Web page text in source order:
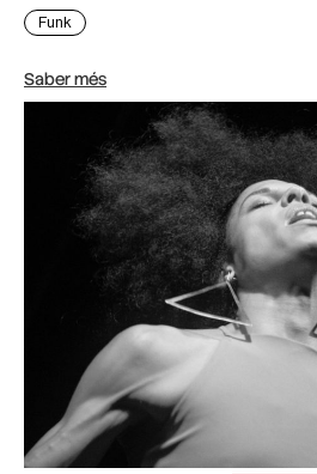
Funk
Saber més